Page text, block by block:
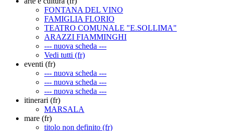
FONTANA DEL VINO
FAMIGLIA FLORIO
TEATRO COMUNALE "E.SOLLIMA"
ARAZZI FIAMMINGHI
--- nuova scheda ---
Vedi tutti (fr)
eventi (fr)
--- nuova scheda ---
--- nuova scheda ---
--- nuova scheda ---
itinerari (fr)
MARSALA
mare (fr)
titolo non definito (fr)